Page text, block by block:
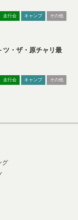
走行会 キャンプ その他
・ザ・原チャリ最
走行会 キャンプ その他
グ